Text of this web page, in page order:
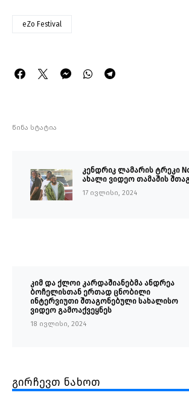
eZo Festival
წინა სტატია
კენდრიკ ლამარის ტრეკი
ახალი ვიდეო თამაშის
17 ივლისი, 2024
კიმ და ქლოი კარდაშიანებმა ანდრეა
ბოჩელისთან ერთად ცნობილი
ინტერვიუთი შთაგონებული სახალისო
ვიდეო გამოაქვეყნეს
18 ივლისი, 2024
გირჩევთ ნახოთ